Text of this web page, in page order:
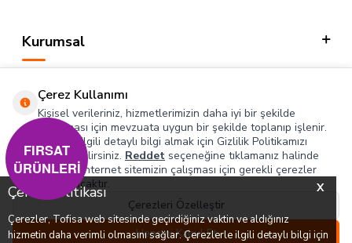
X
Çerez Politikası
Çerezler, Tofisa web sitesinde geçirdiğiniz vaktin ve aldığınız
hizmetin daha verimli olmasını sağlar. Çerezlerle ilgili detaylı bilgi için
0
Kurumsal
Hızlı Erişim
Sosyal
Adres & İletişim
Çerez Kullanımı
Kişisel verileriniz, hizmetlerimizin daha iyi bir şekilde
sunulması için mevzuata uygun bir şekilde toplanıp işlenir.
Konuyla ilgili detaylı bilgi almak için Gizlilik Politikamızı
inceleyebilirsiniz. Reddet seçeneğine tıklamanız halinde
yalnızca internet sitemizin çalışması için gerekli çerezler
kullanılacaktır.
Çerezleri Özelleştir
Hepsini Kabul Et
FIRSAT
ÜRÜNLERİ